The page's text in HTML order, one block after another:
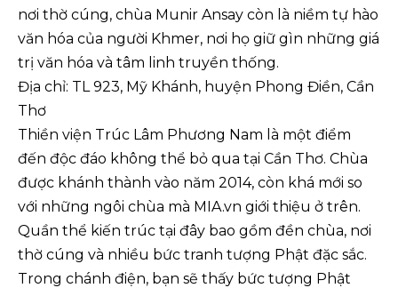
nơi thờ cúng, chùa Munir Ansay còn là niềm tự hào
văn hóa của người Khmer, nơi họ giữ gìn những giá
trị văn hóa và tâm linh truyền thống.
Địa chỉ: TL 923, Mỹ Khánh, huyện Phong Điền, Cần
Thơ
Thiền viện Trúc Lâm Phương Nam là một điểm
đến độc đáo không thể bỏ qua tại Cần Thơ. Chùa
được khánh thành vào năm 2014, còn khá mới so
với những ngôi chùa mà MIA.vn giới thiệu ở trên.
Quần thể kiến trúc tại đây bao gồm đền chùa, nơi
thờ cúng và nhiều bức tranh tượng Phật đặc sắc.
Trong chánh điện, bạn sẽ thấy bức tượng Phật